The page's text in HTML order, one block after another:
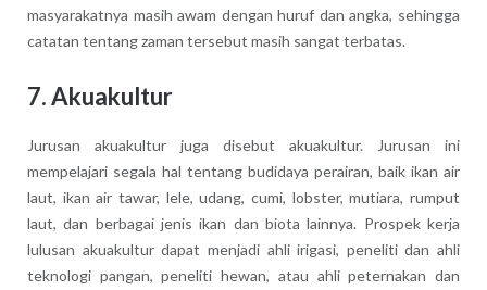
masyarakatnya masih awam dengan huruf dan angka, sehingga
catatan tentang zaman tersebut masih sangat terbatas.
7. Akuakultur
Jurusan akuakultur juga disebut akuakultur. Jurusan ini
mempelajari segala hal tentang budidaya perairan, baik ikan air
laut, ikan air tawar, lele, udang, cumi, lobster, mutiara, rumput
laut, dan berbagai jenis ikan dan biota lainnya. Prospek kerja
lulusan akuakultur dapat menjadi ahli irigasi, peneliti dan ahli
teknologi pangan, peneliti hewan, atau ahli peternakan dan